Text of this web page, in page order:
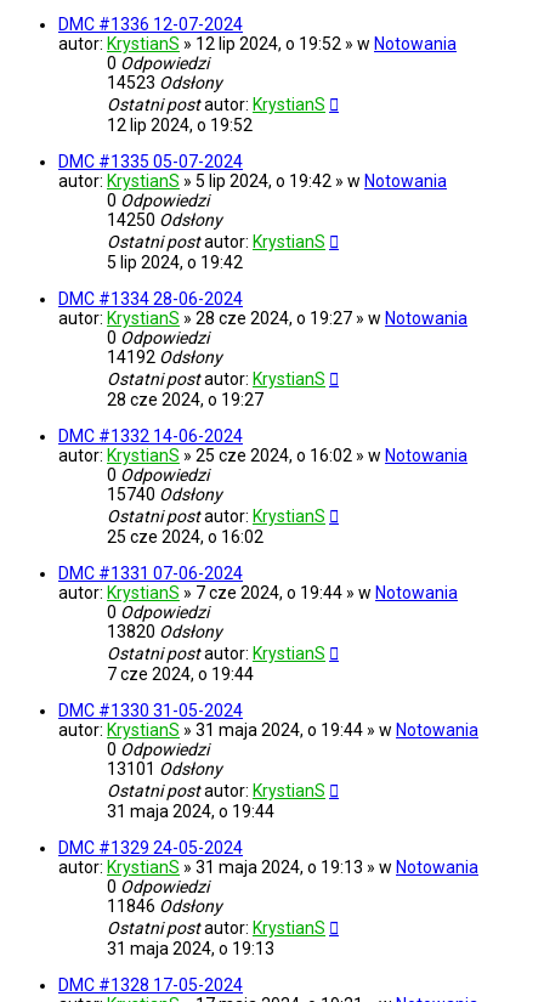
DMC #1336 12-07-2024
autor: KrystianS » 12 lip 2024, o 19:52 » w Notowania
0 Odpowiedzi
14523 Odsłony
Ostatni postautor: KrystianS
12 lip 2024, o 19:52
DMC #1335 05-07-2024
autor: KrystianS » 5 lip 2024, o 19:42 » w Notowania
0 Odpowiedzi
14250 Odsłony
Ostatni postautor: KrystianS
5 lip 2024, o 19:42
DMC #1334 28-06-2024
autor: KrystianS » 28 cze 2024, o 19:27 » w Notowania
0 Odpowiedzi
14192 Odsłony
Ostatni postautor: KrystianS
28 cze 2024, o 19:27
DMC #1332 14-06-2024
autor: KrystianS » 25 cze 2024, o 16:02 » w Notowania
0 Odpowiedzi
15740 Odsłony
Ostatni postautor: KrystianS
25 cze 2024, o 16:02
DMC #1331 07-06-2024
autor: KrystianS » 7 cze 2024, o 19:44 » w Notowania
0 Odpowiedzi
13820 Odsłony
Ostatni postautor: KrystianS
7 cze 2024, o 19:44
DMC #1330 31-05-2024
autor: KrystianS » 31 maja 2024, o 19:44 » w Notowania
0 Odpowiedzi
13101 Odsłony
Ostatni postautor: KrystianS
31 maja 2024, o 19:44
DMC #1329 24-05-2024
autor: KrystianS » 31 maja 2024, o 19:13 » w Notowania
0 Odpowiedzi
11846 Odsłony
Ostatni postautor: KrystianS
31 maja 2024, o 19:13
DMC #1328 17-05-2024